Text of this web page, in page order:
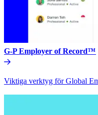
G-P Employer of Record™​​
Viktiga verktyg för Global